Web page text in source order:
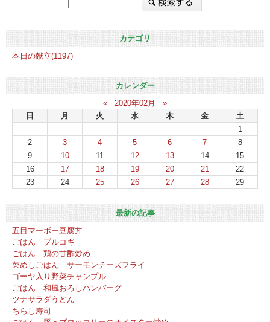
カテゴリ
本日の献立(1197)
カレンダー
«
2020年02月
»
日
月 火 水 木 金
土
1
2
3 4 5 6 7
8
9
10 11 12 13 14
15
16
17 18 19 20 21
22
23
24 25 26 27 28 29
最新の記事
五目マーボー豆腐丼
ごはん プルコギ
ごはん 鶏の甘酢炒め
菜めしごはん サーモンチーズフライ
ゴーヤ入り野菜チャンプル
ごはん 和風おろしハンバーグ
ツナサラダうどん
ちらし寿司